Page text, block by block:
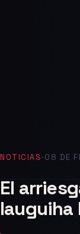
NOTICIAS·08 DE
El
Iauguiha